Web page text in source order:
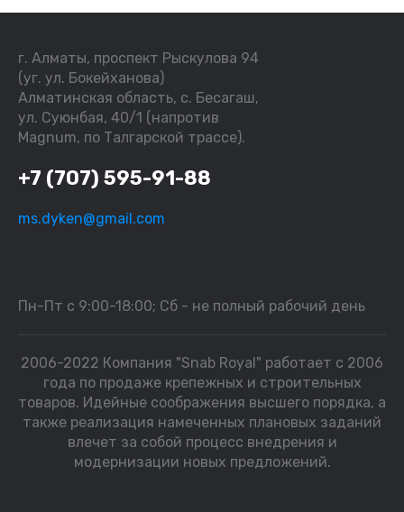
г. Алматы, проспект Рыскулова 94
(уг. ул. Бокейханова)
Алматинская область, с. Бесагаш,
ул. Суюнбая, 40/1 (напротив
Magnum, по Талгарской трассе).
+7 (707) 595-91-88
ms.dyken@gmail.com
Пн-Пт с 9:00-18:00; Сб - не полный рабочий день
2006-2022 Компания "Snab Royal" работает с 2006
года по продаже крепежных и строительных
товаров. Идейные соображения высшего порядка, а
также реализация намеченных плановых заданий
влечет за собой процесс внедрения и
модернизации новых предложений.